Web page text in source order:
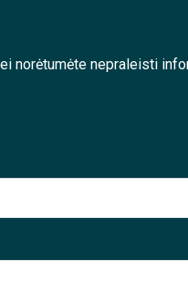
norėtumėte nepraleisti